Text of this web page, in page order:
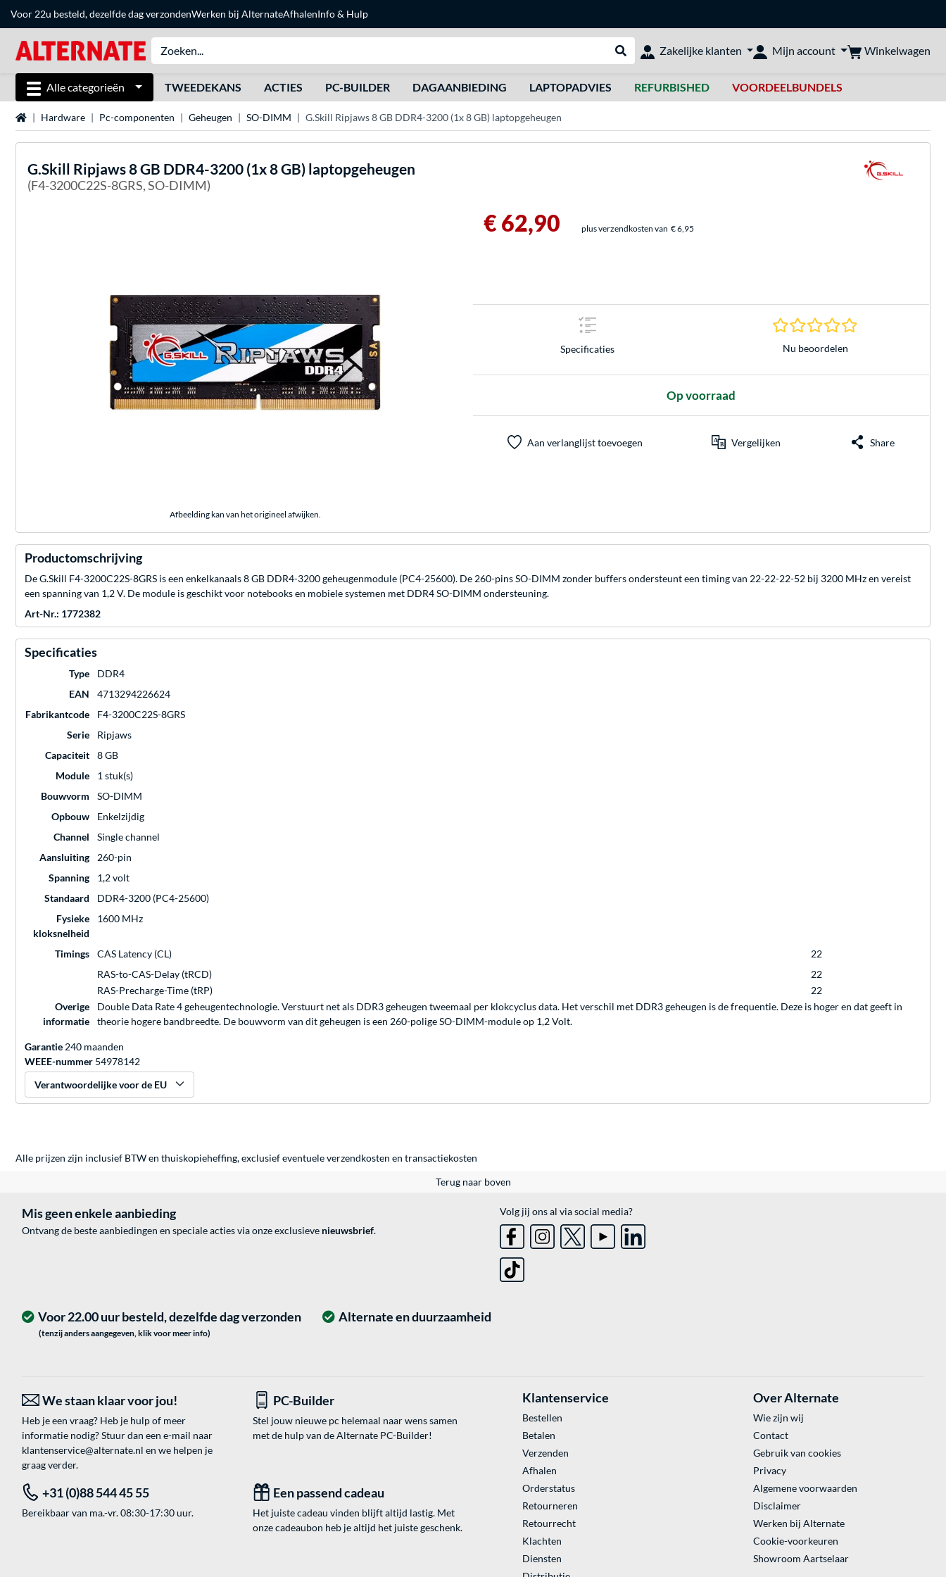
Voor 22u besteld, dezelfde dag verzondenWerken bij AlternateAfhalenInfo & Hulp
Webshop doorzoeken
Zakelijke klanten Mijn account Winkelwagen
Alle categorieën TWEEDEKANS ACTIES PC-BUILDER DAGAANBIEDING LAPTOPADVIES REFURBISHED VOORDEELBUNDELS
Home Hardware Pc-componenten Geheugen SO-DIMM G.Skill Ripjaws 8 GB DDR4-3200 (1x 8 GB) laptopgeheugen
G.Skill Ripjaws 8 GB DDR4-3200 (1x 8 GB) laptopgeheugen
(F4-3200C22S-8GRS, SO-DIMM)
Afbeelding kan van het origineel afwijken.
€ 62,90 plus verzendkosten van € 6,95
Specificaties
0.0 sterren
Nu beoordelen
Op voorraad
Aan verlanglijst toevoegen Vergelijken Share
Productomschrijving
De G.Skill F4-3200C22S-8GRS is een enkelkanaals 8 GB DDR4-3200 geheugenmodule (PC4-25600). De 260-pins SO-DIMM zonder buffers ondersteunt een timing van 22-22-22-52 bij 3200 MHz en vereist
een spanning van 1,2 V. De module is geschikt voor notebooks en mobiele systemen met DDR4 SO-DIMM ondersteuning.
Art-Nr.: 1772382
Specificaties
Type
DDR4
EAN
4713294226624
Fabrikantcode
F4-3200C22S-8GRS
Serie
Ripjaws
Capaciteit
8 GB
Module
1 stuk(s)
Bouwvorm
SO-DIMM
Opbouw
Enkelzijdig
Channel
Single channel
Aansluiting
260-pin
Spanning
1,2 volt
Standaard
DDR4-3200 (PC4-25600)
Fysieke
kloksnelheid
1600 MHz
Timings CAS Latency (CL)
22
RAS-to-CAS-Delay (tRCD)
22
RAS-Precharge-Time (tRP)
22
Overige
informatie
Double Data Rate 4 geheugentechnologie. Verstuurt net als DDR3 geheugen tweemaal per klokcyclus data. Het verschil met DDR3 geheugen is de frequentie. Deze is hoger en dat geeft in
theorie hogere bandbreedte. De bouwvorm van dit geheugen is een 260-polige SO-DIMM-module op 1,2 Volt.
Garantie 240 maanden
WEEE-nummer 54978142
Verantwoordelijke voor de EU
Alle prijzen zijn inclusief BTW en thuiskopieheffing, exclusief eventueleverzendkosten en transactiekosten
Terug naar boven
Mis geen enkele aanbieding
Ontvang de beste aanbiedingen en speciale acties via onze exclusieve nieuwsbrief.
Volg jij ons al via social media?
Alternate en duurzaamheid
Voor 22.00 uur besteld, dezelfde dag verzonden
(tenzij anders aangegeven, klik voor meer info)
We staan klaar voor jou!
Heb je een vraag? Heb je hulp of meer
informatie nodig? Stuur dan een e-mail naar
klantenservice@alternate.nl en we helpen je
graag verder.
PC-Builder
Stel jouw nieuwe pc helemaal naar wens samen
met de hulp van de Alternate PC-Builder!
+31 (0)88 544 45 55
Bereikbaar van ma.-vr. 08:30-17:30 uur.
Een passend cadeau
Het juiste cadeau vinden blijft altijd lastig. Met
onze cadeaubon heb je altijd het juiste geschenk.
Klantenservice
Bestellen
Betalen
Verzenden
Afhalen
Orderstatus
Retourneren
Retourrecht
Klachten
Diensten
Over Alternate
Wie zijn wij
Contact
Gebruik van cookies
Privacy
Algemene voorwaarden
Disclaimer
Werken bij Alternate
Cookie-voorkeuren
Showroom Aartselaar